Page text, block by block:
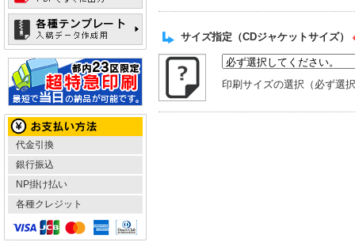
代金引換
銀行振込
NP掛け払い
各種クレジット
サイズ指定（CDジャケットサイズ）
印刷サイズの選択（必ず選